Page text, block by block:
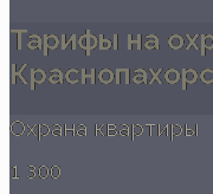
Тарифы на
Охрана квартиры
1 300